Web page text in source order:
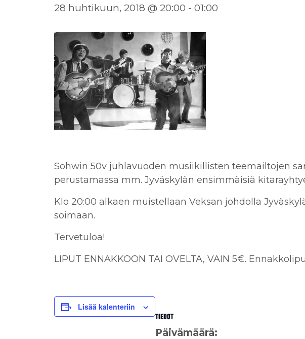
28 huhtikuun, 2018 @ 20:00 - 01:00
Sohwin 50v juhlavuoden musiikillisten teemailtojen
perustamassa mm. Jyväskylän ensimmäisiä
Klo 20:00 alkaen muistellaan Veksan johdolla
soimaan.
Tervetuloa!
LIPUT ENNAKKOON TAI OVELTA, VAIN 5€.
Lisää kalenteriin
TIEDOT
Päivämäärä: